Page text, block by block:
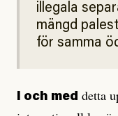
illegala
mängd
för samma
I och med detta